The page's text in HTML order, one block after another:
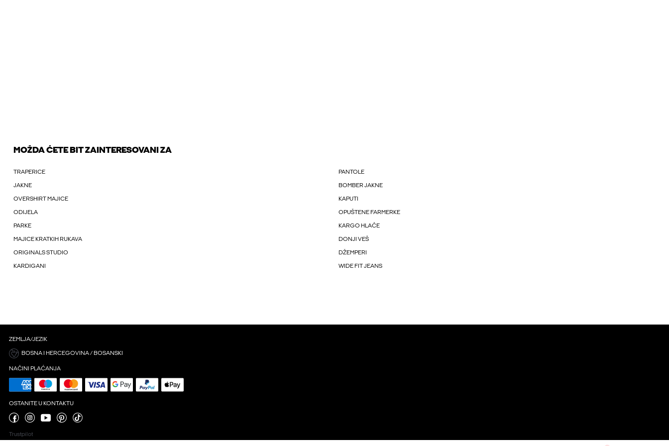
MOŽDA ĆETE BIT ZAINTERESOVANI ZA
TRAPERICE PANTOLE
JAKNE BOMBER JAKNE
OVERSHIRT MAJICE KAPUTI
ODIJELA OPUŠTENE FARMERKE
PARKE KARGO HLAČE
MAJICE KRATKIH RUKAVA DONJI VEŠ
ORIGINALS STUDIO DŽEMPERI
KARDIGANI WIDE FIT JEANS
ZEMLJA/JEZIK
BOSNA I HERCEGOVINA / BOSANSKI
NAČINI PLAĆANJA
OSTANITE U KONTAKTU
Trustpilot